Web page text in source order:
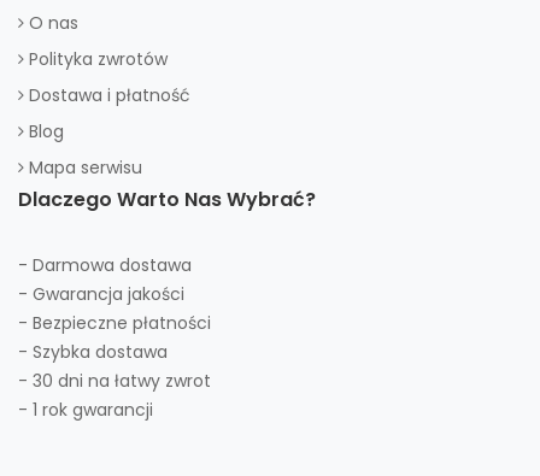
O nas
Polityka zwrotów
Dostawa i płatność
Blog
Mapa serwisu
Dlaczego Warto Nas Wybrać?
- Darmowa dostawa
- Gwarancja jakości
- Bezpieczne płatności
- Szybka dostawa
- 30 dni na łatwy zwrot
- 1 rok gwarancji